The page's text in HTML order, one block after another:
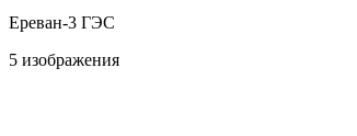
Ереван-3 ГЭС
5 изображения